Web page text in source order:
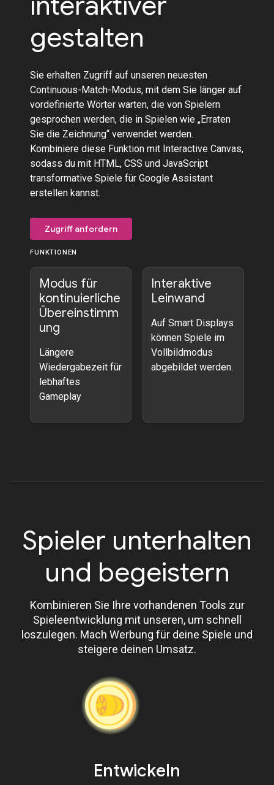
gestalten
Sie erhalten Zugriff auf unseren neuesten
Continuous-Match-Modus, mit dem Sie länger auf
vordefinierte Wörter warten, die von Spielern
gesprochen werden, die in Spielen wie „Erraten
Sie die Zeichnung“ verwendet werden.
Kombiniere diese Funktion mit Interactive Canvas,
sodass du mit HTML, CSS und JavaScript
transformative Spiele für Google Assistant
erstellen kannst.
Zugriff anfordern
FUNKTIONEN
Modus für
kontinuierliche
Übereinstimm
ung
Längere
Wiedergabezeit für
lebhaftes
Gameplay
Interaktive
Leinwand
Auf Smart Displays
können Spiele im
Vollbildmodus
abgebildet werden.
Spieler unterhalten
und begeistern
Kombinieren Sie Ihre vorhandenen Tools zur
Spieleentwicklung mit unseren, um schnell
loszulegen. Mach Werbung für deine Spiele und
steigere deinen Umsatz.
Entwickeln